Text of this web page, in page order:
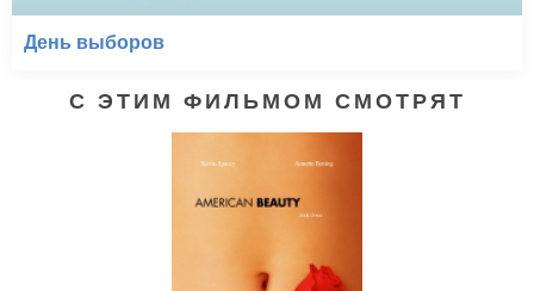
День выборов
С ЭТИМ ФИЛЬМОМ СМОТРЯТ